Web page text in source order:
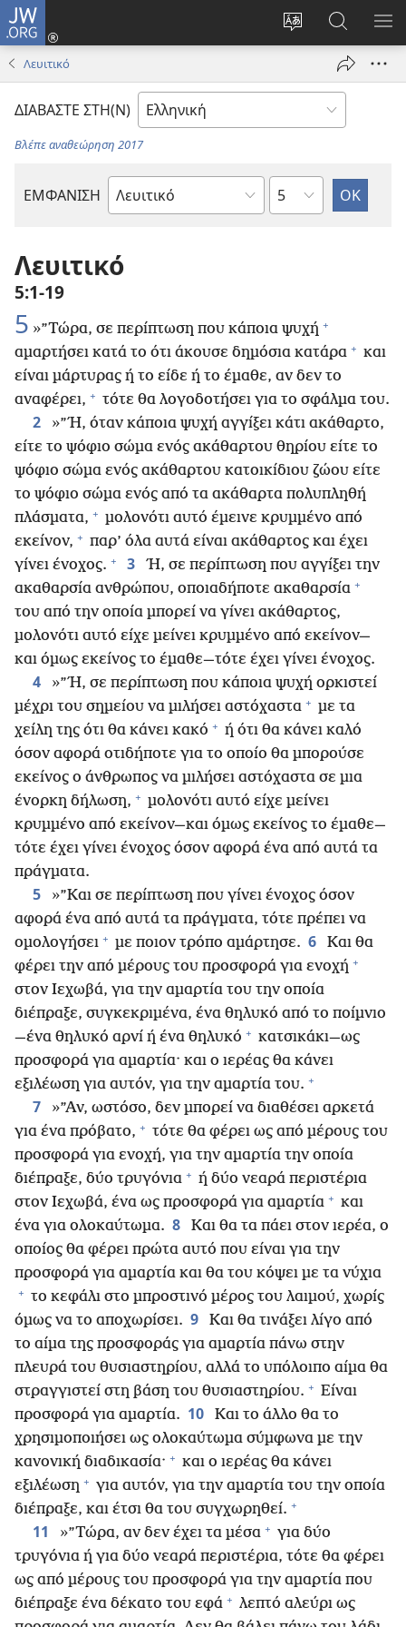
JW.ORG
Αλλαγή
γλώσσας
ιστότοπου
Σύνδεση
(ανοίγει
παράθυρο)
στο
JW.ORG
Λευιτικό
ΔΙΑΒΑΣΤΕ ΣΤΗ(Ν)
Βλέπε αναθεώρηση 2017
ΕΜΦΑΝΙΣΗ
Βιβλίο
Αγίας
Γραφής
Κεφάλαιο
Λευιτικό
5:1-19
5 »”Τώρα, σε περίπτωση που κάποια ψυχή +
αμαρτήσει κατά το ότι άκουσε δημόσια κατάρα + και
είναι μάρτυρας ή το είδε ή το έμαθε, αν δεν το
αναφέρει, + τότε θα λογοδοτήσει για το σφάλμα του.
2
»”Ή, όταν κάποια ψυχή αγγίξει κάτι ακάθαρτο,
είτε το ψόφιο σώμα ενός ακάθαρτου θηρίου είτε το
ψόφιο σώμα ενός ακάθαρτου κατοικίδιου ζώου είτε
το ψόφιο σώμα ενός από τα ακάθαρτα πολυπληθή
πλάσματα, + μολονότι αυτό έμεινε κρυμμένο από
εκείνον, + παρ’ όλα αυτά είναι ακάθαρτος και έχει
γίνει ένοχος. + 3
Ή, σε περίπτωση που αγγίξει την
ακαθαρσία ανθρώπου, οποιαδήποτε ακαθαρσία +
του από την οποία μπορεί να γίνει ακάθαρτος,
μολονότι αυτό είχε μείνει κρυμμένο από εκείνον—
και όμως εκείνος το έμαθε—τότε έχει γίνει ένοχος.
4
»”Ή, σε περίπτωση που κάποια ψυχή ορκιστεί
μέχρι του σημείου να μιλήσει αστόχαστα + με τα
χείλη της ότι θα κάνει κακό + ή ότι θα κάνει καλό
όσον αφορά οτιδήποτε για το οποίο θα μπορούσε
εκείνος ο άνθρωπος να μιλήσει αστόχαστα σε μια
ένορκη δήλωση, + μολονότι αυτό είχε μείνει
κρυμμένο από εκείνον—και όμως εκείνος το έμαθε—
τότε έχει γίνει ένοχος όσον αφορά ένα από αυτά τα
πράγματα.
5
»”Και σε περίπτωση που γίνει ένοχος όσον
αφορά ένα από αυτά τα πράγματα, τότε πρέπει να
ομολογήσει + με ποιον τρόπο αμάρτησε. 6
Και θα
φέρει την από μέρους του προσφορά για ενοχή +
στον Ιεχωβά, για την αμαρτία του την οποία
διέπραξε, συγκεκριμένα, ένα θηλυκό από το ποίμνιο
—ένα θηλυκό αρνί ή ένα θηλυκό + κατσικάκι—ως
προσφορά για αμαρτία· και ο ιερέας θα κάνει
εξιλέωση για αυτόν, για την αμαρτία του. +
7
»”Αν, ωστόσο, δεν μπορεί να διαθέσει αρκετά
για ένα πρόβατο, + τότε θα φέρει ως από μέρους του
προσφορά για ενοχή, για την αμαρτία την οποία
διέπραξε, δύο τρυγόνια + ή δύο νεαρά περιστέρια
στον Ιεχωβά, ένα ως προσφορά για αμαρτία + και
ένα για ολοκαύτωμα. 8
Και θα τα πάει στον ιερέα, ο
οποίος θα φέρει πρώτα αυτό που είναι για την
προσφορά για αμαρτία και θα του κόψει με τα νύχια
+ το κεφάλι στο μπροστινό μέρος του λαιμού, χωρίς
όμως να το αποχωρίσει. 9
Και θα τινάξει λίγο από
το αίμα της προσφοράς για αμαρτία πάνω στην
πλευρά του θυσιαστηρίου, αλλά το υπόλοιπο αίμα θα
στραγγιστεί στη βάση του θυσιαστηρίου. + Είναι
προσφορά για αμαρτία. 10
Και το άλλο θα το
χρησιμοποιήσει ως ολοκαύτωμα σύμφωνα με την
κανονική διαδικασία· + και ο ιερέας θα κάνει
εξιλέωση + για αυτόν, για την αμαρτία του την οποία
διέπραξε, και έτσι θα του συγχωρηθεί. +
11 »”Τώρα, αν δεν έχει τα μέσα + για δύο
τρυγόνια ή για δύο νεαρά περιστέρια, τότε θα φέρει
ως από μέρους του προσφορά για την αμαρτία που
διέπραξε ένα δέκατο του εφά + λεπτό αλεύρι ως